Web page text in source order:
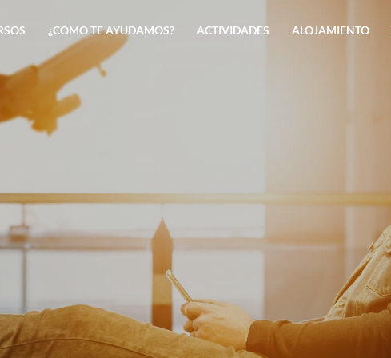
¿CÓMO TE AYUDAMOS? ACTIVIDADES ALOJAMIENTO